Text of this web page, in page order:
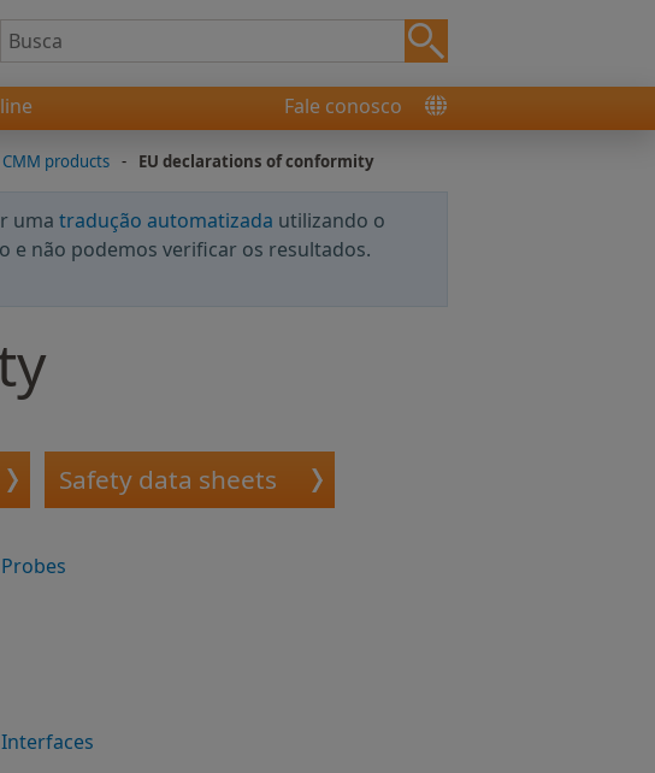
Fale conosco
products - EU declarations of conformity
uma tradução automatizada utilizando o
e não podemos verificar os resultados.
Safety data sheets
Probes
Interfaces